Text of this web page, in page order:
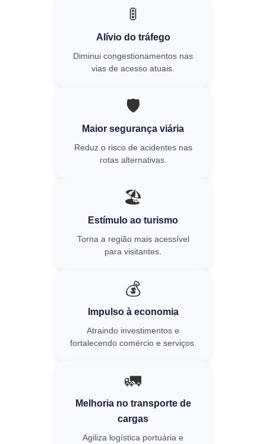
🚦
Alívio do tráfego
Diminui congestionamentos nas
vias de acesso atuais.
🛡️
Maior segurança viária
Reduz o risco de acidentes nas
rotas alternativas.
🏖️
Estímulo ao turismo
Torna a região mais acessível
para visitantes.
💰
Impulso à economia
Atraindo investimentos e
fortalecendo comércio e serviços.
🚛
Melhoria no transporte de
cargas
Agiliza logística portuária e